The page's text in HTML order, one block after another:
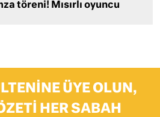
töreni! Mısırlı oyuncu
ÜYE OLUN,
HER SABAH